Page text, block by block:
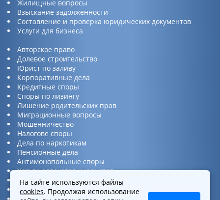
Жилищные вопросы
Взыскание задолженности
Составление и проверка юридических документов
Услуги для бизнеса
Авторское право
Долевое строительство
Юрист по заливу
Корпоративные дела
Кредитные споры
Споры по лизингу
Лишение родительских прав
Миграционные вопросы
Мошенничество
Налогове споры
Дела по наркотикам
Пенсионные дела
Антимонопольные споры
Услуги адвокатов и юристов
Юридическая консультация
Споры по ДТП
На сайте используются файлы
cookies. Продолжая использование